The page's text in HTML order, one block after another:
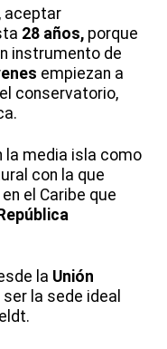
aceptar
28 años, porque
instrumento de
empiezan a
conservatorio,
la media isla como
con la que
el Caribe que
República
la Unión
la sede ideal